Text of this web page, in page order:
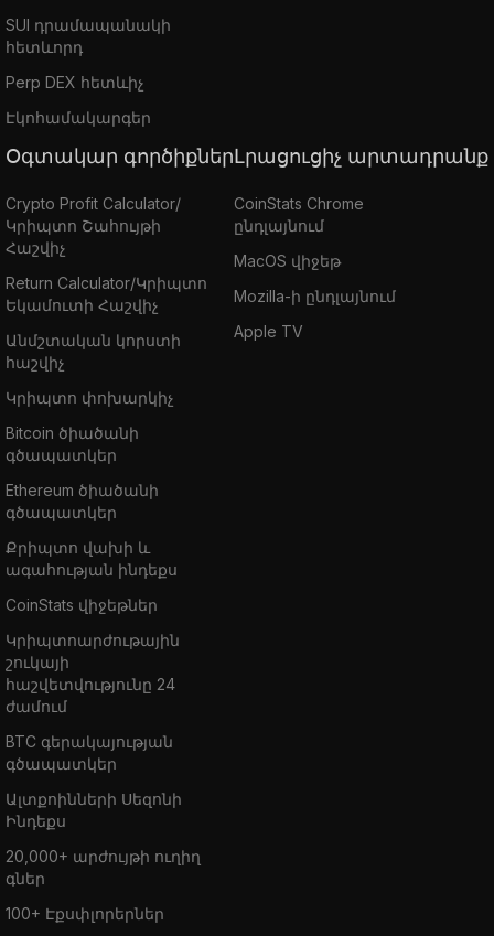
SUI դրամապանակի
հետևորդ
Perp DEX հետևիչ
Էկոհամակարգեր
Օգտակար գործիքներ
Crypto Profit Calculator/
Կրիպտո Շահույթի
Հաշվիչ
Return Calculator/Կրիպտո
Եկամուտի Հաշվիչ
Անմշտական կորստի
հաշվիչ
Կրիպտո փոխարկիչ
Bitcoin ծիածանի
գծապատկեր
Ethereum ծիածանի
գծապատկեր
Քրիպտո վախի և
ագահության ինդեքս
CoinStats վիջեթներ
Կրիպտոարժութային
շուկայի
հաշվետվությունը 24
ժամում
BTC գերակայության
գծապատկեր
Ալտքոինների Սեզոնի
Ինդեքս
20,000+ արժույթի ուղիղ
գներ
100+ Էքսփլորերներ
Լրացուցիչ արտադրանք
CoinStats Chrome
ընդլայնում
MacOS վիջեթ
Mozilla-ի ընդլայնում
Apple TV